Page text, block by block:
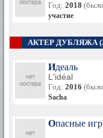
Год: 2018
участие
АКТЕР ДУБЛЯЖА
Идеаль
L'idéal
Год: 2016
Sacha
Опасные